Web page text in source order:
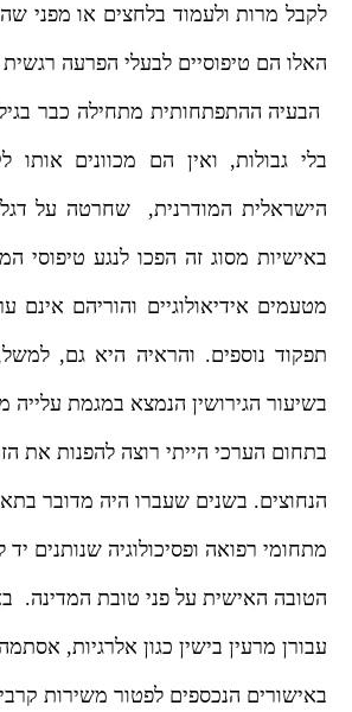
לקבל מרות ולעמוד בלחצים או מפני
האלו הם טיפוסיים לבעלי הפרעה
הבעיה ההתפתחותית מתחילה כבר
בלי גבולות, ואין הם מכוונים
הישראלית המודרנית, שחרטה על
באישיות מסוג זה הפכו לנגע טיפוסי
מטעמים אידיאולוגיים והוריהם
תפקוד נוספים. והראיה היא גם,
בשיעור הגירושין הנמצא במגמת עלייה
בתחום הערכי הייתי רוצה להפנות את
הנחוצים. בשנים שעברו היה מדובר
מתחומי רפואה ופסיכולוגיה
הטובה האישית על פני טובת המדינה.
עבורן מרעין בישין כגון אלרגיות,
באישורים הנכספים לפטור משירות